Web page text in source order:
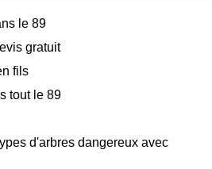
le 89
gratuit
fils
tout le 89
d'arbres dangereux avec